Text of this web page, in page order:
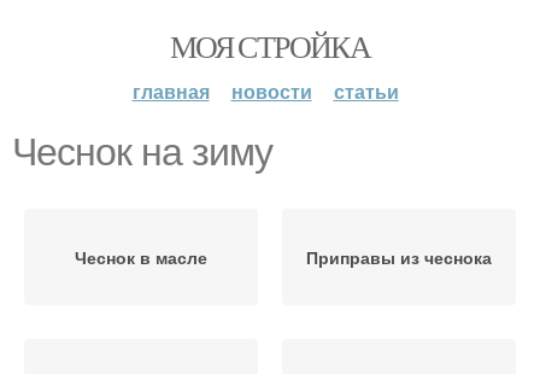
МОЯ СТРОЙКА
главная новости статьи
Чеснок на зиму
Чеснок в масле Приправы из чеснока